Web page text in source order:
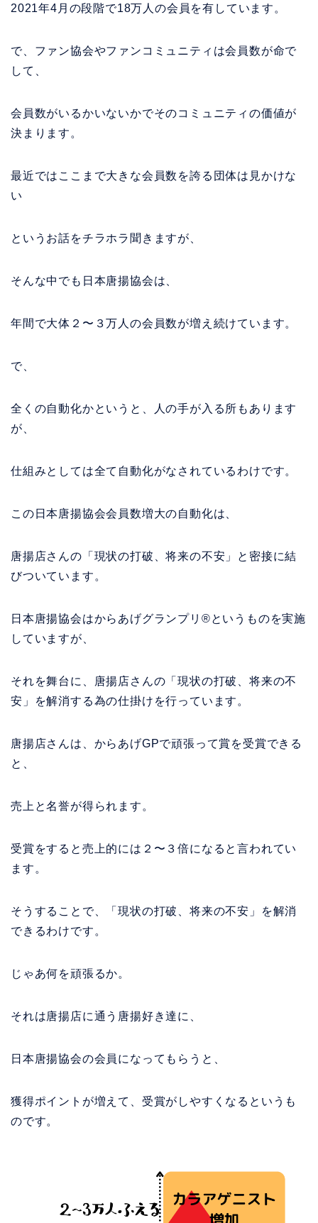
2021年4月の段階で18万人の会員を有しています。
で、ファン協会やファンコミュニティは会員数が命で
して、
会員数がいるかいないかでそのコミュニティの価値が
決まります。
最近ではここまで大きな会員数を誇る団体は見かけな
い
というお話をチラホラ聞きますが、
そんな中でも日本唐揚協会は、
年間で大体２〜３万人の会員数が増え続けています。
で、
全くの自動化かというと、人の手が入る所もあります
が、
仕組みとしては全て自動化がなされているわけです。
この日本唐揚協会会員数増大の自動化は、
唐揚店さんの「現状の打破、将来の不安」と密接に結
びついています。
日本唐揚協会はからあげグランプリ®️というものを実施
していますが、
それを舞台に、唐揚店さんの 「現状の打破、将来の不
安」を解消する為の仕掛けを行っています。
唐揚店さんは、からあげGPで頑張って賞を受賞できる
と、
売上と名誉が得られます。
受賞をすると売上的には２〜３倍になると言われてい
ます。
そうすることで、
「現状の打破、将来の不安」を解消
できるわけです。
じゃあ何を頑張るか。
それは唐揚店に通う唐揚好き達に、
日本唐揚協会の会員になってもらうと、
獲得ポイントが増えて、受賞がしやすくなるというも
のです。